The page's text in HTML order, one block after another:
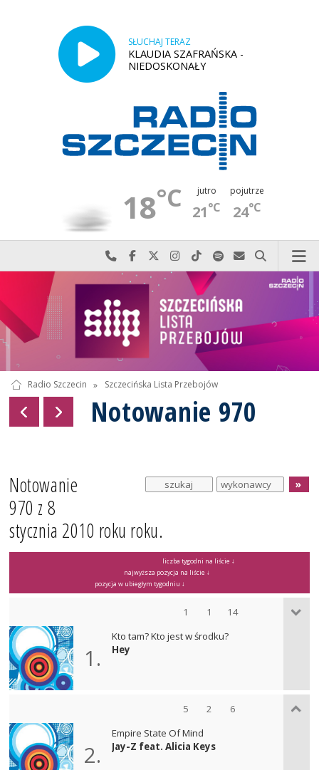
SŁUCHAJ TERAZ
KLAUDIA SZAFRAŃSKA -
NIEDOSKONAŁY
18°C jutro
21°C
pojutrze
24°C
Najlepiej po prostu do nas zadzwoń
Odwiedź nas na Facebook-u
Odwiedź nas na X
Odwiedź nas na Instagram-ie
Odwiedź nas na TikTok-u
Szukaj nas na Spotify
Wyślij do nas
Szukaj
Radio Szczecin » Szczecińska Lista Przebojów
Notowanie 970
Notowanie
970 z 8
stycznia 2010 roku roku.
liczba tygodni na liście ↓
najwyższa pozycja na liście ↓
pozycja w ubiegłym tygodniu ↓
1 1 14
1.
Kto tam? Kto jest w środku?
Hey
5 2 6
2.
Empire State Of Mind
Jay-Z feat. Alicia Keys